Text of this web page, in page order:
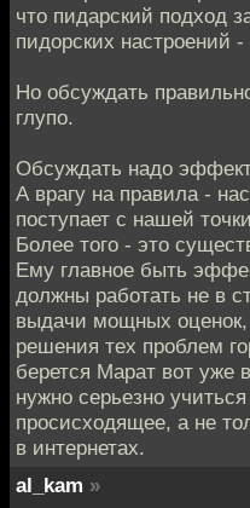
что пидарский подход
пидорских настроений
Но обсуждать
глупо.
Обсуждать надо
А врагу на правила -
поступает с нашей
Более того - это
Ему главное быть
должны работать не в
выдачи мощных оценок,
решения тех проблем
берется Марат вот уже
нужно серьезно
просисходящее, а не
в интернетах.
al_kam »